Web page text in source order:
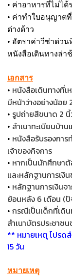
• ค่าอาหารที่ไม่ได้
• ค่าทำใบอนุญาต
ต่างด้าว
• อัตราค่าวีซ่าด่ว
หนังสือเดินทางล่า
เอกสาร
• หนังสือเดินทางที่เ
มีหน้าว่างอย่างน้อย
• รูปถ่ายสีขนาด 2 นิ้
• สำเนาทะเบียนบ้า
• หนังสือรับรองการ
เจ้าของกิจการ
• หากเป็นนักศึกษา
และหลักฐานการเงิ
• หลักฐานการเงิน
ย้อนหลัง 6 เดือน (
• กรณีเป็นเด็กที่เดิ
สำเนาบัตรประชาช
** หมายเหตุ โปรด
15 วัน
หมายเหตุ